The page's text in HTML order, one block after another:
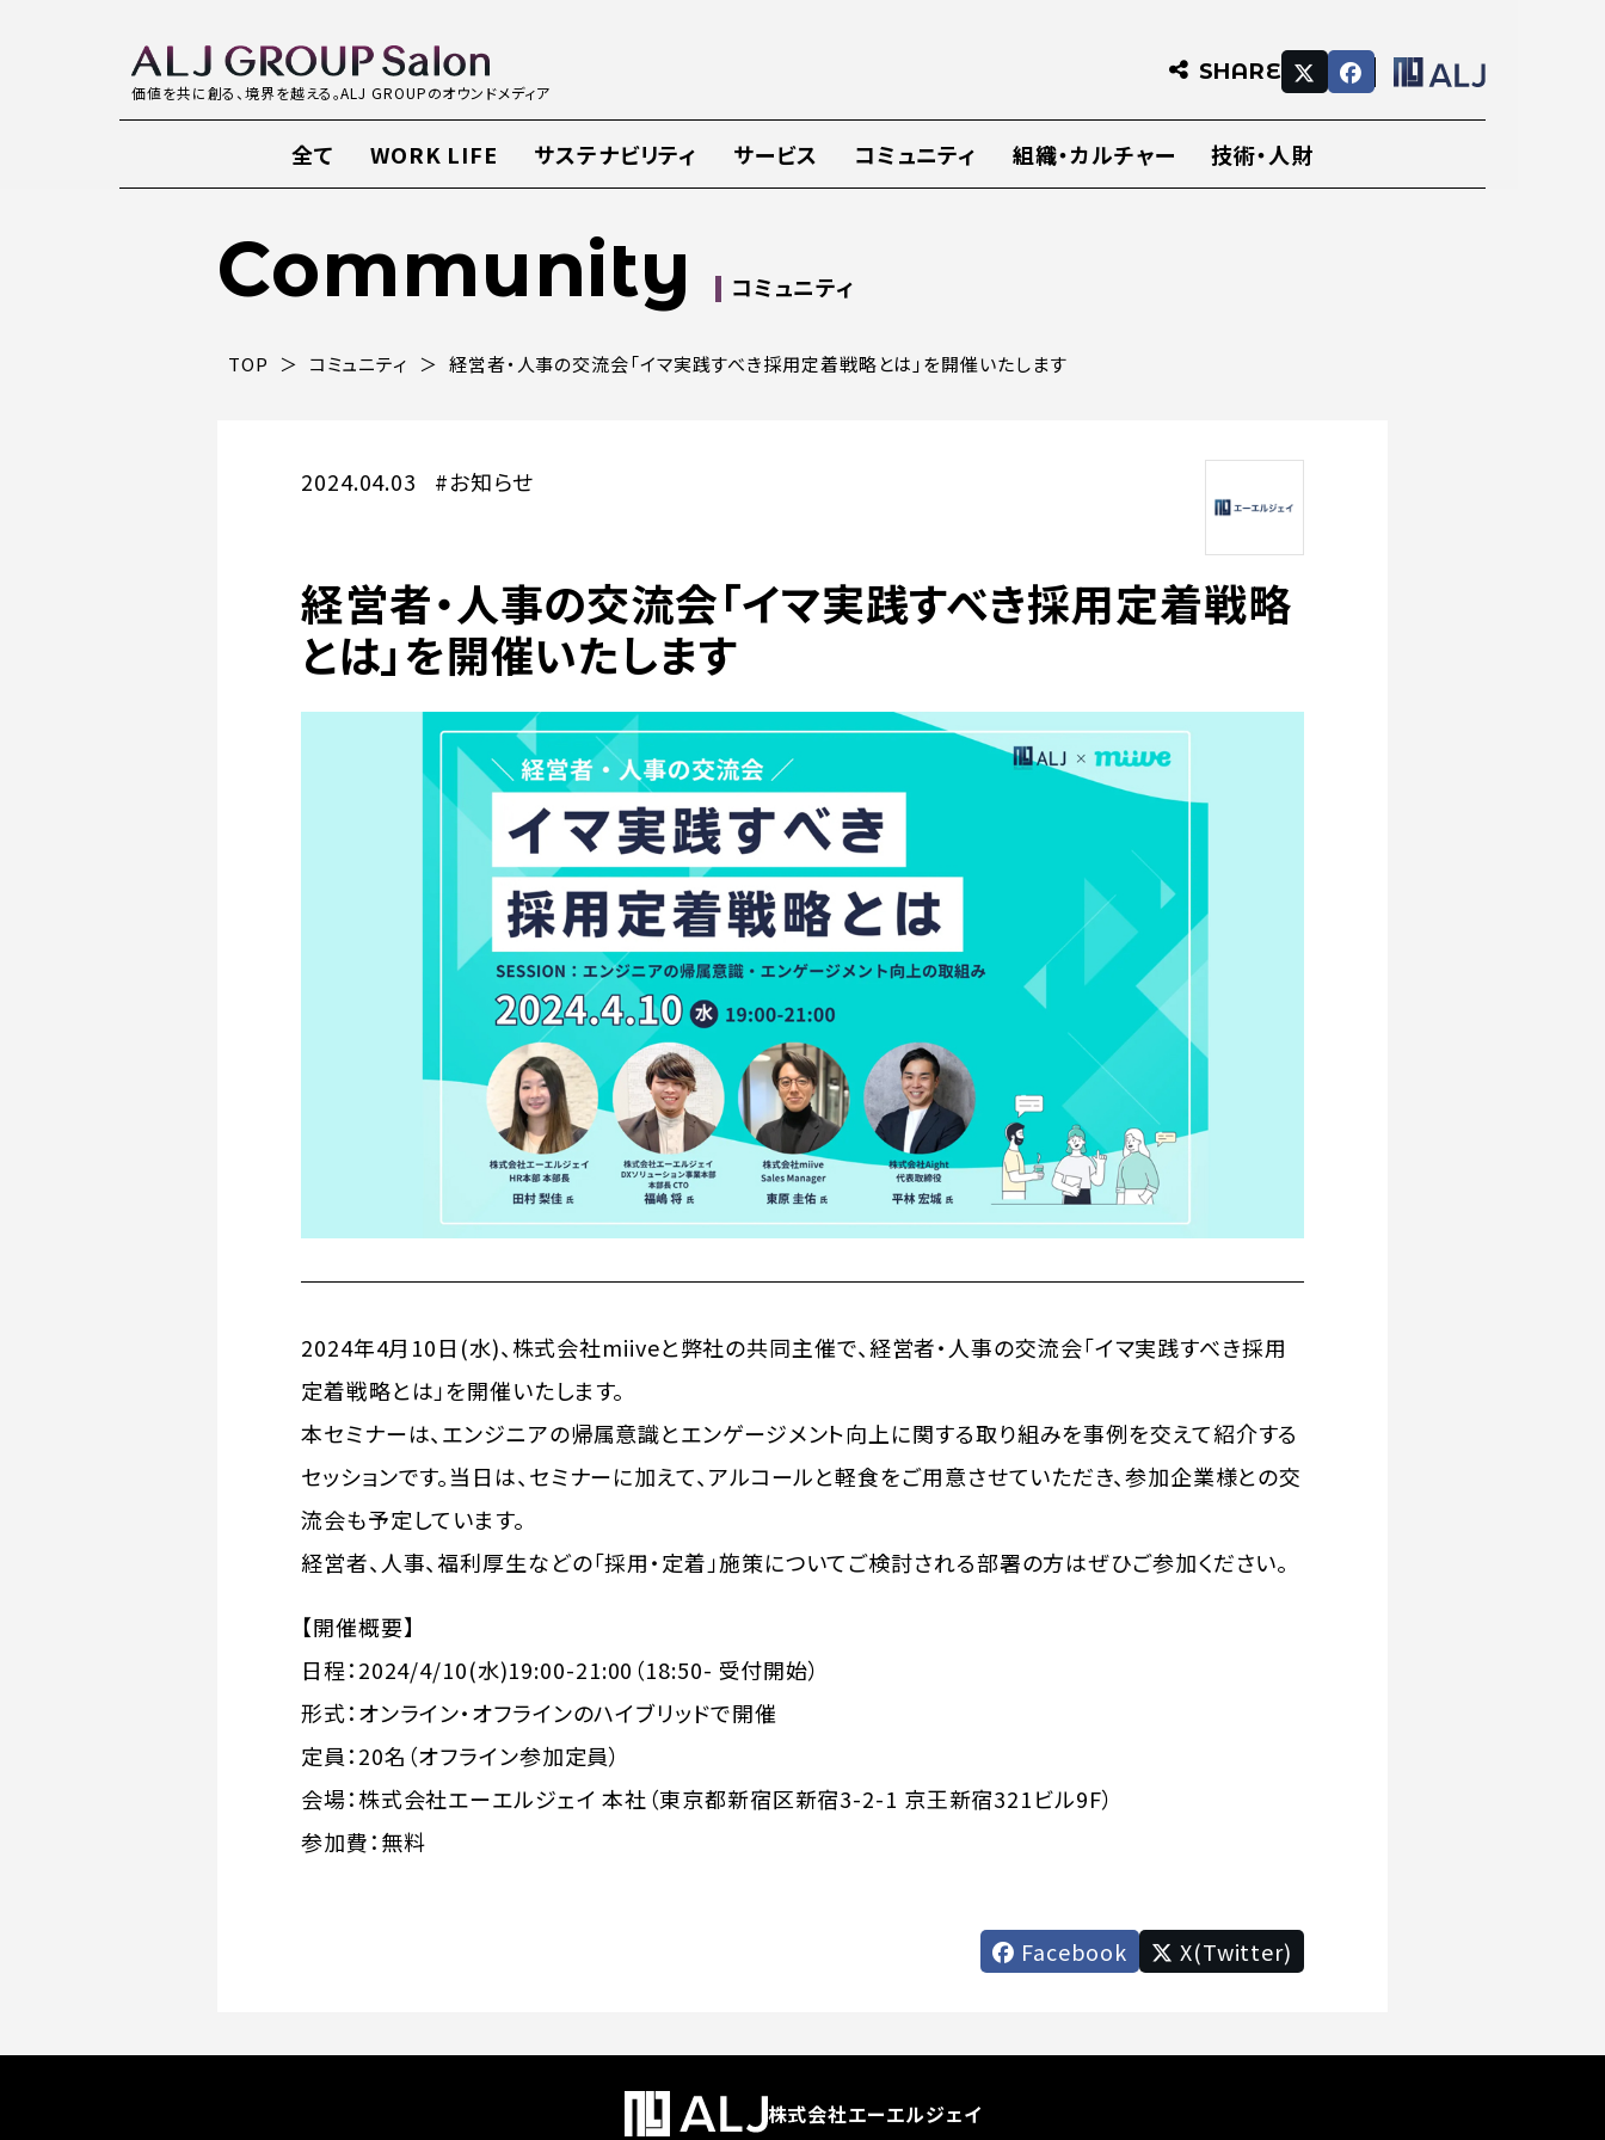
価値を共に創る、境界を越える。ALJ GROUPのオウンドメディア
SHARE
全て WORK LIFE サステナビリティ サービス コミュニティ 組織・カルチャー 技術・人財
Community コミュニティ
TOP コミュニティ 経営者・人事の交流会「イマ実践すべき採用定着戦略とは」を開催いたします
2024.04.03 #お知らせ
経営者・人事の交流会「イマ実践すべき採用定着戦略
とは」を開催いたします
2024年4月10日(水)、株式会社miiveと弊社の共同主催で、経営者・人事の交流会「イマ実践すべき採用
定着戦略とは」を開催いたします。
本セミナーは、エンジニアの帰属意識とエンゲージメント向上に関する取り組みを事例を交えて紹介する
セッションです。当日は、セミナーに加えて、アルコールと軽食をご用意させていただき、参加企業様との交
流会も予定しています。
経営者、人事、福利厚生などの「採用・定着」施策についてご検討される部署の方はぜひご参加ください。
【開催概要】
日程：2024/4/10(水)19:00-21:00（18:50- 受付開始）
形式：オンライン・オフラインのハイブリッドで開催
定員：20名（オフライン参加定員）
会場：株式会社エーエルジェイ 本社（東京都新宿区新宿3-2-1 京王新宿321ビル9F）
参加費：無料
Facebook X(Twitter)
株式会社エーエルジェイ